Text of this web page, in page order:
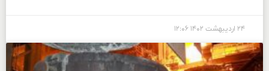
۲۴ اردیبهشت ۱۴۰۲ ۱۲:۰۶